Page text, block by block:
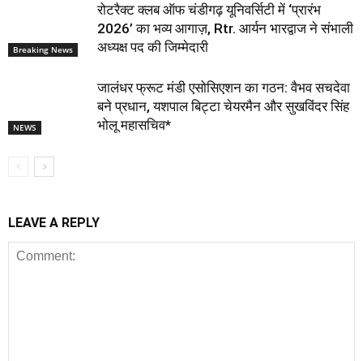
Breaking News
रोटरैक्ट क्लब ऑफ चंडीगढ़ यूनिवर्सिटी में ‘प्रारंभ
2026’ का भव्य आगाज़, Rtr. आर्यन भारद्वाज ने संभाली
अध्यक्ष पद की जिम्मेदारी
NEWS
जालंधर फ्रूट मंडी एसोसिएशन का गठन: वैभव सचदेवा
बने प्रधान, यशपाल बिट्टा चेयरमैन और सुखविंदर सिंह
भोलू महासचिव*
LEAVE A REPLY